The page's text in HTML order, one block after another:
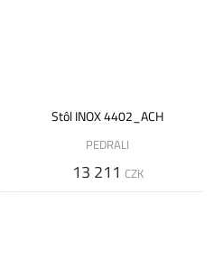
Stôl INOX 4402_ACH
PEDRALI
13 211 CZK